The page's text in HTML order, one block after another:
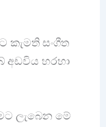
කැමති සංගීත
අඩවිය හරහා
ලැබෙන මේ